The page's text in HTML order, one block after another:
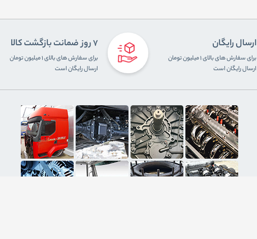
ارسال رایگان
برای سفارش های بالای ۱ میلیون تومان
ارسال رایگان است
7 روز ضمانت بازگشت کالا
برای سفارش های بالای ۱ میلیون تومان
ارسال رایگان است